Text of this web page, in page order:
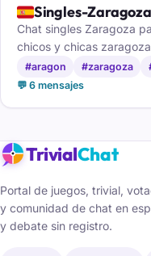
🇪🇸Singles-Zaragoza
Chat singles Zaragoza
chicos y chicas
haz amigos.
#aragon #zaragoza
💬 6 mensajes
TrivialChat
Portal de juegos, trivial,
y comunidad de chat en
y debate sin registro.